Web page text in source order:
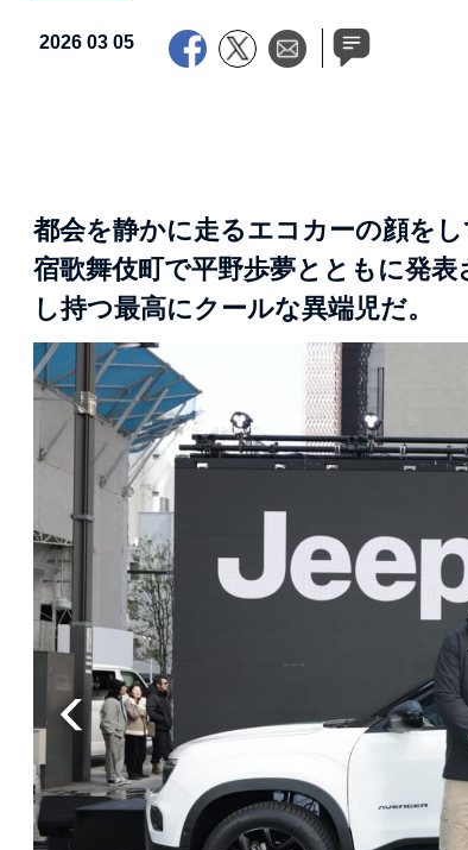
2026 03 05
都会を静かに走るエコカーの顔を
宿歌舞伎町で平野歩夢とともに発
し持つ最高にクールな異端児だ。